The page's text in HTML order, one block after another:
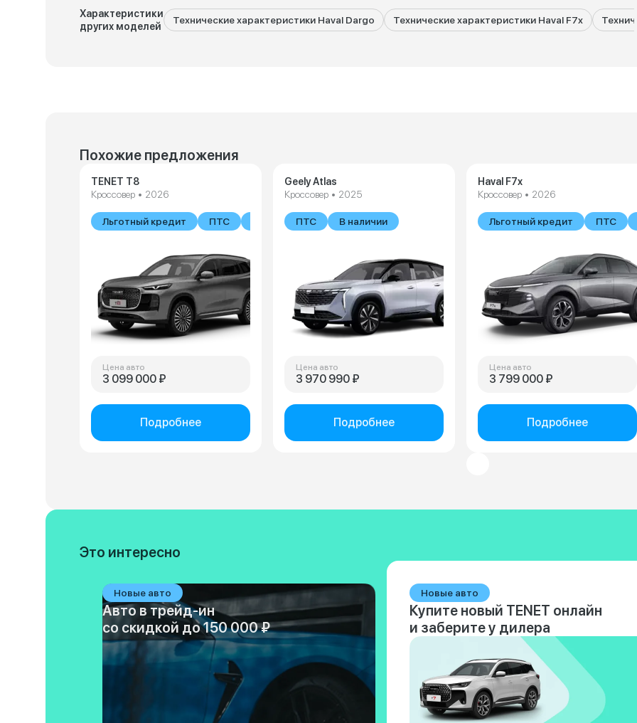
Характеристики
других моделей
Технические характеристики Haval Dargo Технические характеристики Haval F7x
Похожие предложения
TENET T8
Кроссовер • 2026
Льготный кредит ПТС В наличии
Цена авто
3 099 000 ₽
Подробнее
Geely Atlas
Кроссовер • 2025
ПТС В наличии
Цена авто
3 970 990 ₽
Подробнее
Haval F7x
Кроссовер • 2026
Льготный кредит ПТС
Цена авто
3 799 000 ₽
Подробнее
Это интересно
Новые авто
Авто в трейд-ин
со скидкой до 150 000 ₽
Новые авто
Купите новый TENET онлайн
и заберите у дилера